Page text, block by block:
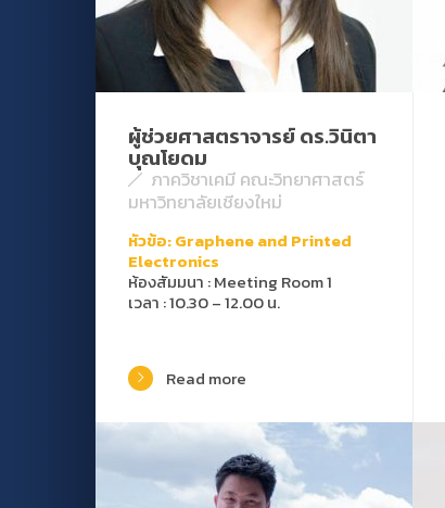
ผู้ช่วยศาสตราจารย์ ดร.วินิตา
บุณโยดม
ภาควิชาเคมี คณะวิทยาศาสตร์
มหาวิทยาลัยเชียงใหม่
หัวข้อ: Graphene and Printed
Electronics
ห้องสัมมนา : Meeting Room 1
เวลา : 10.30 – 12.00 น.
Read more